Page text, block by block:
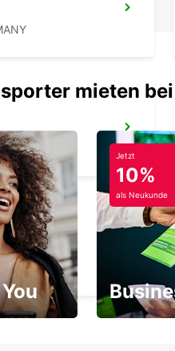
mieten
Jetzt
10%
als Neukunde